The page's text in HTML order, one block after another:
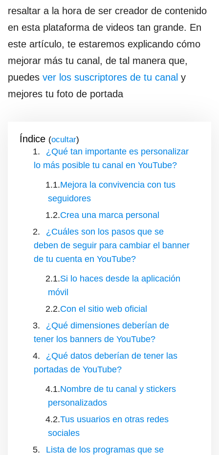
resaltar a la hora de ser creador de contenido
en esta plataforma de videos tan grande. En
este artículo, te estaremos explicando cómo
mejorar más tu canal, de tal manera que,
puedes ver los suscriptores de tu canal y
mejores tu foto de portada
Índice ( )
¿Qué tan importante es personalizar
lo más posible tu canal en YouTube?
Mejora la convivencia con tus
seguidores
Crea una marca personal
¿Cuáles son los pasos que se
deben de seguir para cambiar el banner
de tu cuenta en YouTube?
Si lo haces desde la aplicación
móvil
Con el sitio web oficial
¿Qué dimensiones deberían de
tener los banners de YouTube?
¿Qué datos deberían de tener las
portadas de YouTube?
Nombre de tu canal y stickers
personalizados
Tus usuarios en otras redes
sociales
Lista de los programas que se